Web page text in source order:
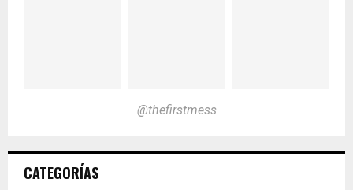
@thefirstmess
CATEGORÍAS